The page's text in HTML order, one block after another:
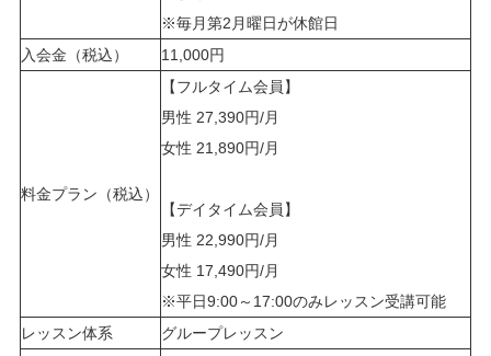
※毎月第2月曜日が休館日
入会金（税込）
11,000円
料金プラン（税込）
【フルタイム会員】
男性 27,390円/月
女性 21,890円/月
【デイタイム会員】
男性 22,990円/月
女性 17,490円/月
※平日9:00～17:00のみレッスン受講可能
レッスン体系
グループレッスン